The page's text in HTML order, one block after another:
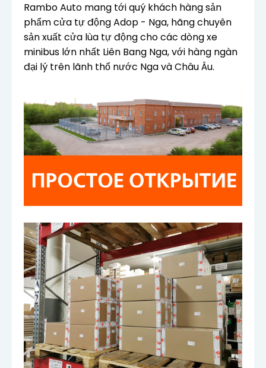
Rambo Auto mang tới quý khách hàng sản
phẩm cửa tự động Adop - Nga, hãng chuyên
sản xuất cửa lùa tự động cho các dòng xe
minibus lớn nhất Liên Bang Nga, với hàng ngàn
đại lý trên lãnh thổ nước Nga và Châu Âu.